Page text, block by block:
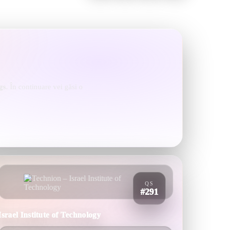
QS
#291
Israel Institute of Technology